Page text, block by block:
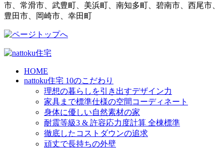
市、常滑市、武豊町、美浜町、南知多町、碧南市、西尾市、
豊田市、岡崎市、幸田町
HOME
nattoku住宅 10のこだわり
理想の暮らしを引き出すデザイン力
家具まで標準仕様の空間コーディネート
身体に優しい自然素材の家
耐震等級3 & 許容応力度計算 全棟標準
徹底したコストダウンの追求
頑丈で長持ちの外壁